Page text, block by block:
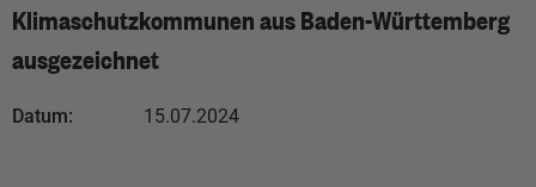
Klimaschutzkommunen aus Baden-Württemberg
ausgezeichnet
Datum: 15.07.2024